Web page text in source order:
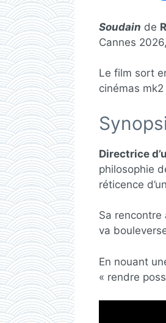
Soudain de
Cannes
Le film sort
cinémas
Directrice
philosophie
réticence
Sa rencontre
va
En nouant
« rendre